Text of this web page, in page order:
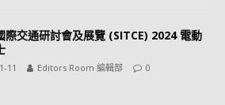
際交通研討會及展覽 (SITCE) 2024 電動
11 Editors Room 編輯部 0